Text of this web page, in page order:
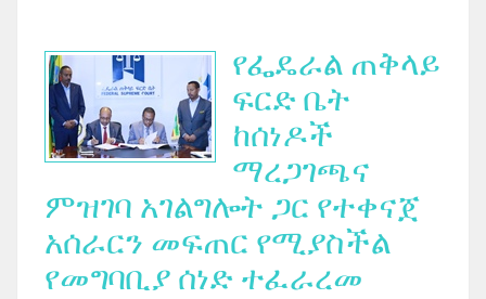
የፌዴራል ጠቅላይ
ፍርድ ቤት
ከሰነዶች
ማረጋገጫና
ምዝገባ አገልግሎት ጋር የተቀናጀ
አሰራርን መፍጠር የሚያስችል
የመግባቢያ ሰነድ ተፈራረመ